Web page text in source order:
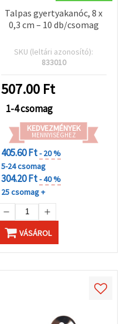
Talpas gyertyakanóc, 8 x
0,3 cm – 10 db/csomag
SKU (leltári azonosító):
833010
507.00 Ft
1-4 csomag
KEDVEZMÉNYEK
MENNYISÉGHEZ
405.60 Ft- 20 %
5-24 csomag
304.20 Ft- 40 %
25 csomag +
VÁSÁROL